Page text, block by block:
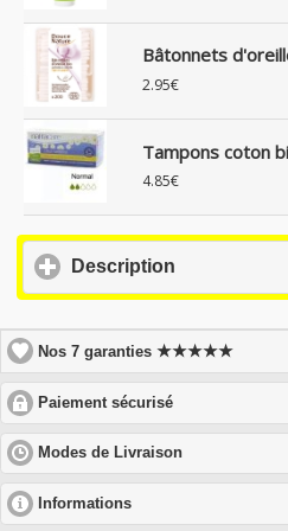
2.95€
4.85€
Description
contents
Nos 7 garanties★★★★★
Paiement sécurisé
to
expand
contents
Modes de Livraison
to
Informations
to